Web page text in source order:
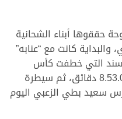
حققوها أبناء الشحانية
كانت مع “عنابه”
التي خطفت كأس
الجذاع بكار محليات بتوقيت قدره 8.53.0 دقائق، ثم سيطرة
سعيد بطي الزعبي اليوم